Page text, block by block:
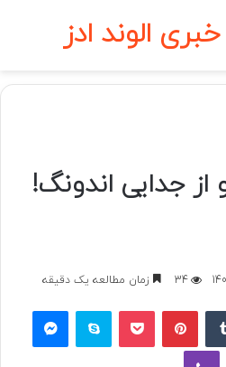
الوند ادز
از جدایی اندونگ!
34 زمان مطالعه یک دقیقه
تامبلر پینتریستپاکت اسکایپ مسنجر
وایبر